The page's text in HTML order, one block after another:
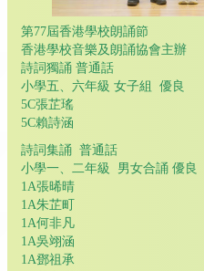
第77屆香港學校朗誦節
香港學校音樂及朗誦協會主辦
詩詞獨誦 普通話
小學五、六年級 女子組 優良
5C張芷瑤
5C賴詩涵
詩詞集誦 普通話
小學一、二年級 男女合誦 優良
1A張晞晴
1A朱芷町
1A何非凡
1A吳翊涵
1A鄧祖承